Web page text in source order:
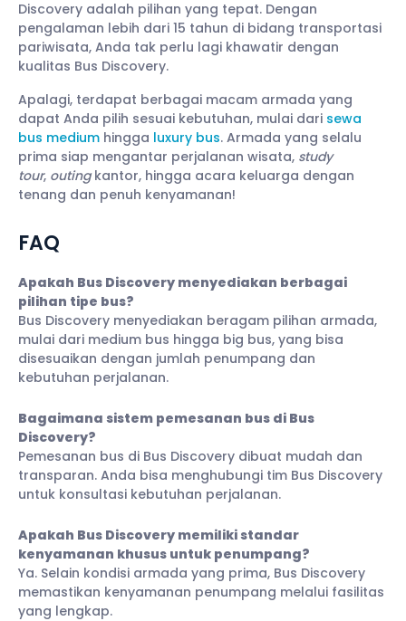
Discovery adalah pilihan yang tepat. Dengan
pengalaman lebih dari 15 tahun di bidang transportasi
pariwisata, Anda tak perlu lagi khawatir dengan
kualitas Bus Discovery.
Apalagi, terdapat berbagai macam armada yang
dapat Anda pilih sesuai kebutuhan, mulai dari sewa
bus medium hingga luxury bus. Armada yang selalu
prima siap mengantar perjalanan wisata, study
tour, outingkantor, hingga acara keluarga dengan
tenang dan penuh kenyamanan!
FAQ
Apakah Bus Discovery menyediakan berbagai
pilihan tipe bus?
Bus Discovery menyediakan beragam pilihan armada,
mulai dari medium bus hingga big bus, yang bisa
disesuaikan dengan jumlah penumpang dan
kebutuhan perjalanan.
Bagaimana sistem pemesanan bus di Bus
Discovery?
Pemesanan bus di Bus Discovery dibuat mudah dan
transparan. Anda bisa menghubungi tim Bus Discovery
untuk konsultasi kebutuhan perjalanan.
Apakah Bus Discovery memiliki standar
kenyamanan khusus untuk penumpang?
Ya. Selain kondisi armada yang prima, Bus Discovery
memastikan kenyamanan penumpang melalui fasilitas
yang lengkap.